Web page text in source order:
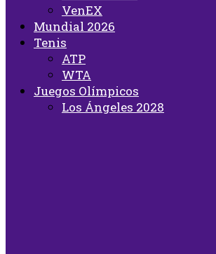
VenEX
Mundial 2026
Tenis
ATP
WTA
Juegos Olímpicos
Los Ángeles 2028